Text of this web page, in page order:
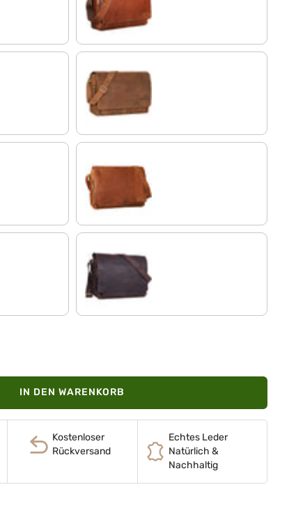
cognac - glänzend
tan - dunkelbraun
cognac - braun
matt - dunkelbraun
IN DEN WARENKORB
Kostenloser
Rückversand
Echtes Leder
Natürlich &
Nachhaltig